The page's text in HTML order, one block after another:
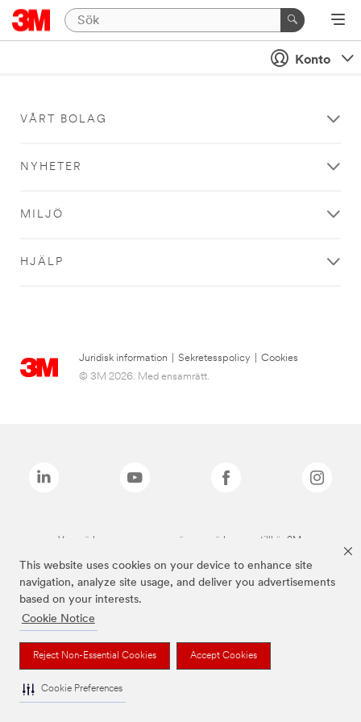
This website uses cookies on your device to enhance site
navigation, analyze site usage, and deliver you advertisements
based on your interests.
Cookie Notice
Reject Non-Essential Cookies Accept Cookies
Cookie Preferences
Konto
VÅRT BOLAG
NYHETER
MILJÖ
HJÄLP
Juridisk information Sekretesspolicy
Cookies
© 3M 2026. Med ensamrätt.
Varumärken som anges ovan är varumärken som tillhör 3M.